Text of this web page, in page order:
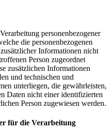
personenbezogener
die personenbezogenen
Informationen nicht
Person zugeordnet
zusätzlichen Informationen
und technischen und
unterliegen, die gewährleisten,
Daten nicht einer identifizierten
Person zugewiesen werden.
für die Verarbeitung